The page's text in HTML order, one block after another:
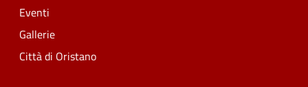
Eventi
Gallerie
Città di Oristano